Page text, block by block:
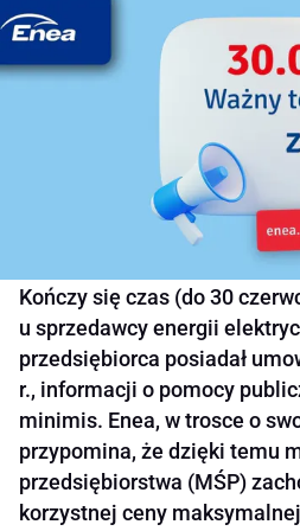
Kończy się czas (do 30
u sprzedawcy energii
przedsiębiorca posiadał
r., informacji o pomocy
minimis. Enea, w trosce o
przypomina, że dzięki temu
przedsiębiorstwa (MŚP)
korzystnej ceny